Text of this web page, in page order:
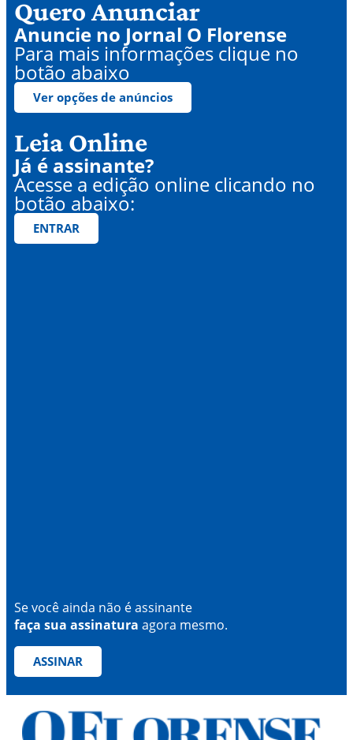
Quero Anunciar
Anuncie no Jornal O Florense
Para mais informações clique no
botão abaixo
Ver opções de anúncios
Leia Online
Já é assinante?
Acesse a edição online clicando no
botão abaixo:
ENTRAR
Se você ainda não é assinante
faça sua assinatura agora mesmo.
ASSINAR